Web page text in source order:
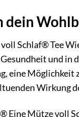
Schlaf® Tee
und in
eine Möglichkeit
Wirkung
Eine Mütze voll